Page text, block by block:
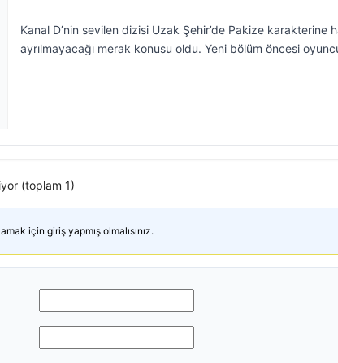
Kanal D’nin sevilen dizisi Uzak Şehir’de Pakize karakterine
ayrılmayacağı merak konusu oldu. Yeni bölüm öncesi
(toplam 1)
için giriş yapmış olmalısınız.